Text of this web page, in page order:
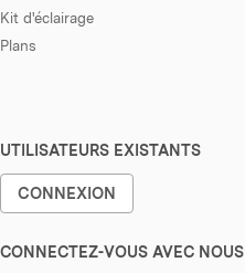
Kit d'éclairage
Plans
UTILISATEURS EXISTANTS
CONNEXION
CONNECTEZ-VOUS AVEC NOUS